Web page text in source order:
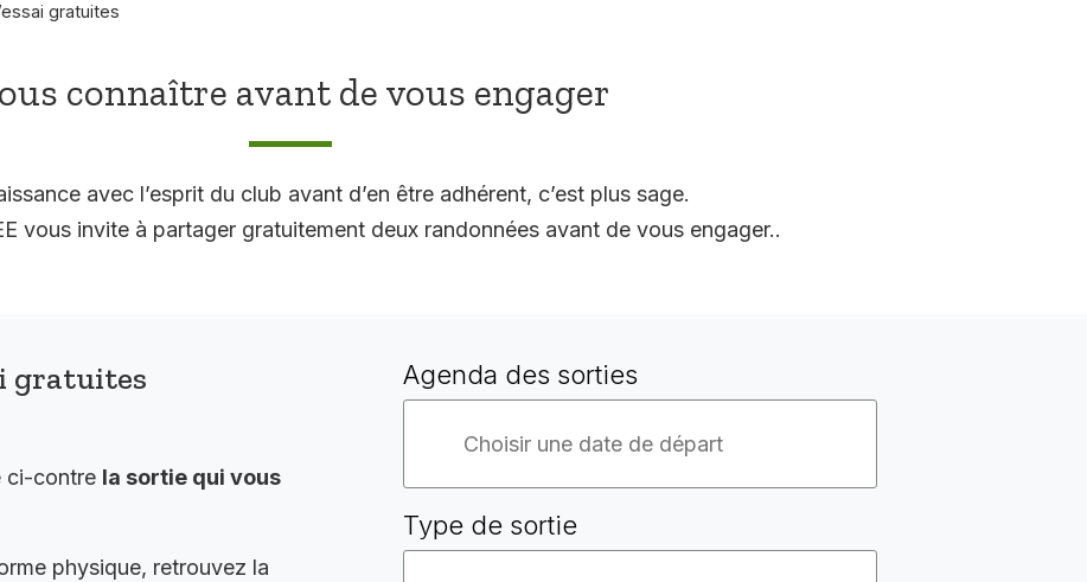
gratuites
connaître avant de vous engager
avec l’esprit du club avant d’en être adhérent, c’est plus sage.
vous invite à partager gratuitement deux randonnées avant de vous engager..
gratuites
ci-contre la sortie qui vous
physique, retrouvez la
Agenda des sorties
Type de sortie